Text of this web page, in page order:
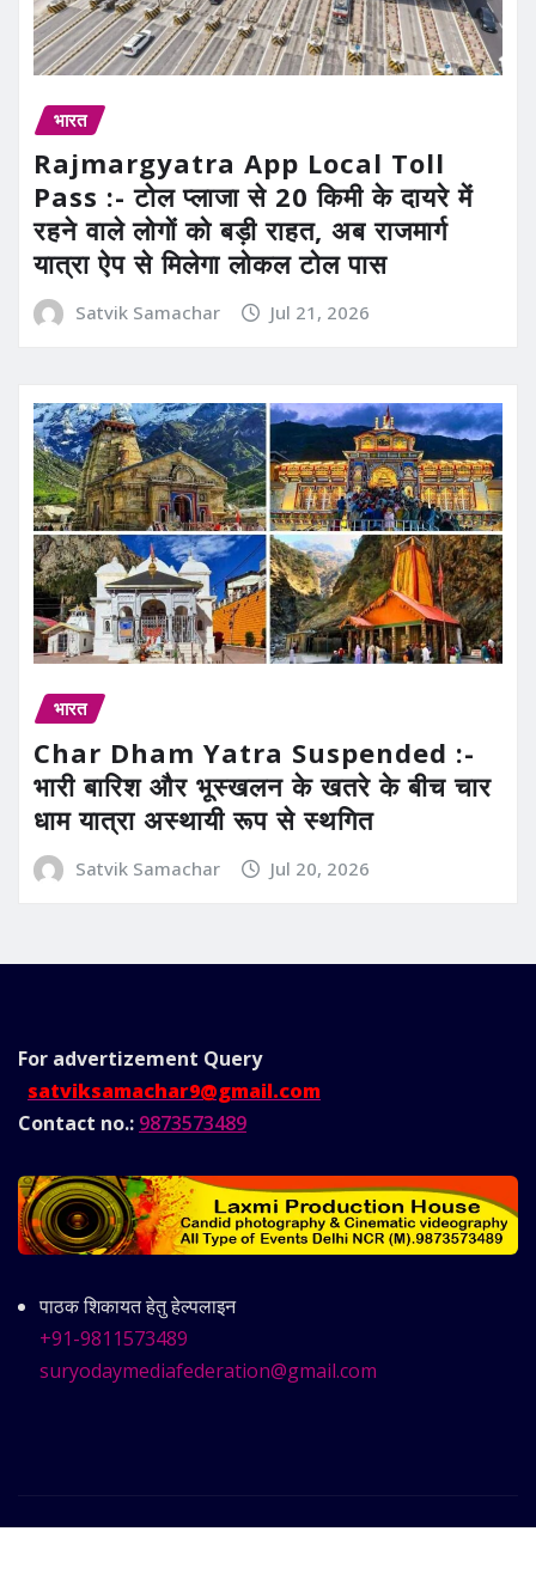
भारत
Rajmargyatra App Local Toll
Pass :- टोल प्लाजा से 20 किमी के दायरे में
रहने वाले लोगों को बड़ी राहत, अब राजमार्ग
यात्रा ऐप से मिलेगा लोकल टोल पास
Satvik Samachar Jul 21, 2026
भारत
Char Dham Yatra Suspended :-
भारी बारिश और भूस्खलन के खतरे के बीच चार
धाम यात्रा अस्थायी रूप से स्थगित
Satvik Samachar Jul 20, 2026
For advertizement Query
satviksamachar9@gmail.com
Contact no.: 9873573489
पाठक शिकायत हेतु हेल्पलाइन
+91-9811573489
suryodaymediafederation@gmail.com